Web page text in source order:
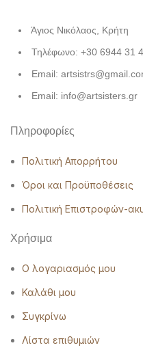
Άγιος Νικόλαος, Κρήτη
Τηλέφωνο: +30 6944 31
Email:
Email: info@artsisters.gr
Πληροφορίες
Πολιτική Απορρήτου
Όροι και Προϋποθέσεις
Πολιτική Επιστροφών-
Χρήσιμα
Ο λογαριασμός μου
Καλάθι μου
Συγκρίνω
Λίστα επιθυμιών